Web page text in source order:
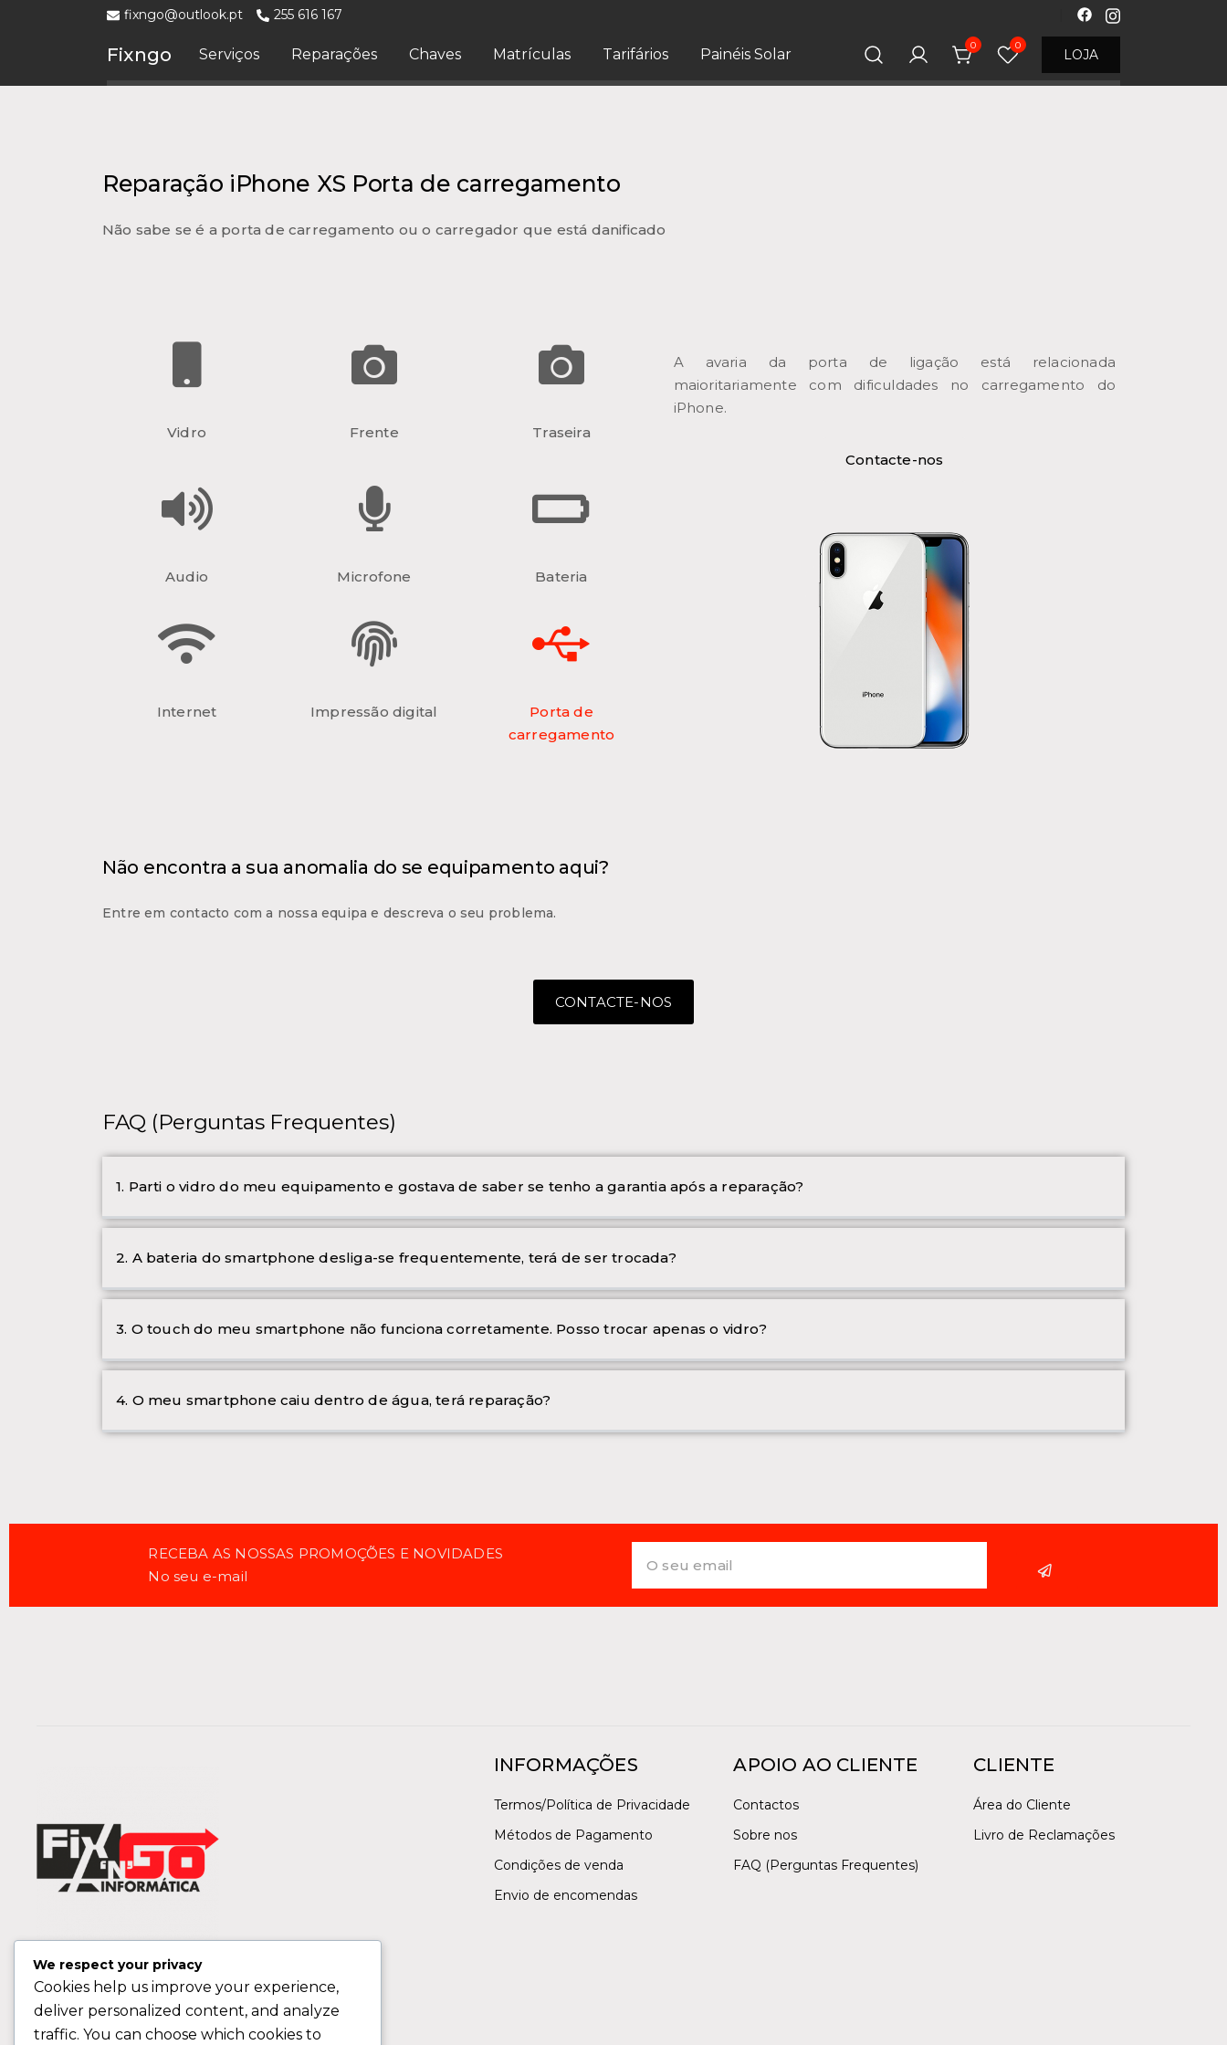
fixngo@outlook.pt 255 616 167
Fixngo Serviços Reparações Chaves Matrículas Tarifários Painéis Solar
0 0
LOJA
Reparação iPhone XS Porta de carregamento
Não sabe se é a porta de carregamento ou o carregador que está danificado
Vidro
Audio
Internet
Frente
Microfone
Impressão digital
Traseira
Bateria
Porta de
carregamento
A avaria da porta de ligação está relacionada
maioritariamente com dificuldades no carregamento do
iPhone.
Contacte-nos
Não encontra a sua anomalia do se equipamento aqui?
Entre em contacto com a nossa equipa e descreva o seu problema.
CONTACTE-NOS
FAQ (Perguntas Frequentes)
1. Parti o vidro do meu equipamento e gostava de saber se tenho a garantia após a reparação?
2. A bateria do smartphone desliga-se frequentemente, terá de ser trocada?
3. O touch do meu smartphone não funciona corretamente. Posso trocar apenas o vidro?
4. O meu smartphone caiu dentro de água, terá reparação?
RECEBA AS NOSSAS PROMOÇÕES E NOVIDADES
No seu e-mail
INFORMAÇÕES
Termos/Política de Privacidade
Métodos de Pagamento
Condições de venda
Envio de encomendas
APOIO AO CLIENTE
Contactos
Sobre nos
FAQ (Perguntas Frequentes)
CLIENTE
Área do Cliente
Livro de Reclamações
We respect your privacy
Cookies help us improve your experience,
deliver personalized content, and analyze
traffic. You can choose which cookies to